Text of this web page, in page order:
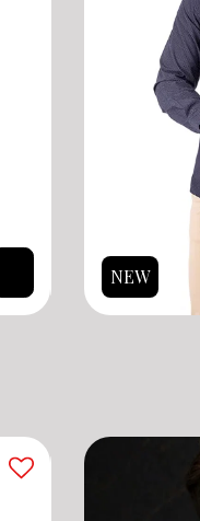
NEW